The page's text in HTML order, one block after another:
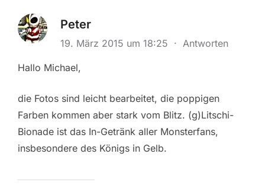
Peter
19. März 2015 um 18:25 · Antworten
Hallo Michael,
die Fotos sind leicht bearbeitet, die poppigen
Farben kommen aber stark vom Blitz. (g)Litschi-
Bionade ist das In-Getränk aller Monsterfans,
insbesondere des Königs in Gelb.